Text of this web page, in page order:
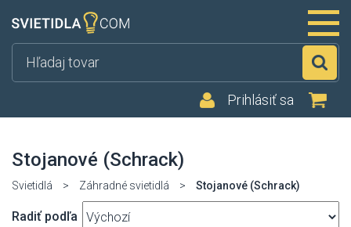
Prihlásiť sa
Stojanové (Schrack)
Svietidlá > Záhradné svietidlá > Stojanové (Schrack)
Radiť podľa